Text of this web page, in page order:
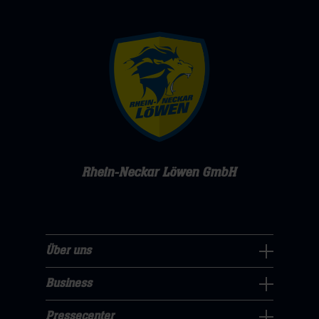
Rhein-Neckar Löwen GmbH
uns
Navigation
Über uns
Navigation
Business